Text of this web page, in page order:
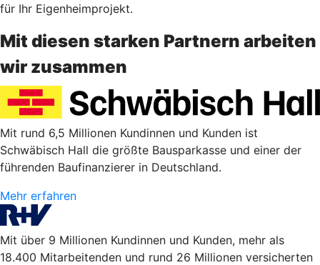
für Ihr Eigenheimprojekt.
Mit diesen starken Partnern arbeiten
wir zusammen
Mit rund 6,5 Millionen Kundinnen und Kunden ist
Schwäbisch Hall die größte Bausparkasse und einer der
führenden Baufinanzierer in Deutschland.
Mehr erfahren
Mit über 9 Millionen Kundinnen und Kunden, mehr als
18.400 Mitarbeitenden und rund 26 Millionen versicherten